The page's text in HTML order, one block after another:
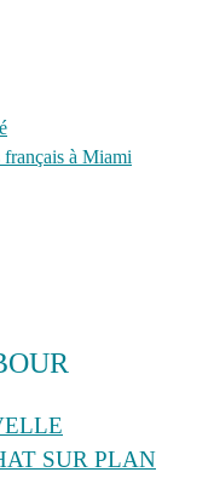
français à Miami
SUR PLAN